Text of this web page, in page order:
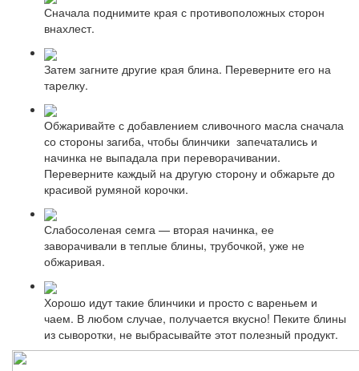
Сначала поднимите края с противоположных сторон
внахлест.
Затем загните другие края блина. Переверните его на
тарелку.
Обжаривайте с добавлением сливочного масла сначала
со стороны загиба, чтобы блинчики запечатались и
начинка не выпадала при переворачивании.
Переверните каждый на другую сторону и обжарьте до
красивой румяной корочки.
Слабосоленая семга — вторая начинка, ее
заворачивали в теплые блины, трубочкой, уже не
обжаривая.
Хорошо идут такие блинчики и просто с вареньем и
чаем. В любом случае, получается вкусно! Пеките блины
из сыворотки, не выбрасывайте этот полезный продукт.